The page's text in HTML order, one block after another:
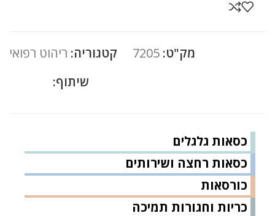
כסאות גלגלים
כסאות רחצה ושירותים
כורסאות
כריות וחגורות תמיכה
מק"ט: 7205 קטגוריה: ריהוט רפואי
שיתוף: